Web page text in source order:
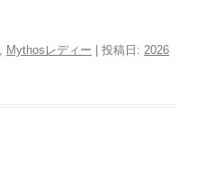
Mythosレディー | 投稿日: 2026